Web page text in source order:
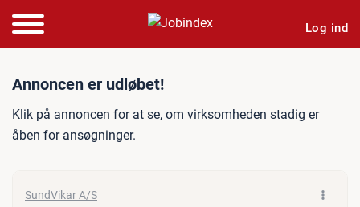
Log ind
Jobannonce:
Annoncen er udløbet!
Klik på annoncen for at se, om virksomheden stadig er
åben for ansøgninger.
SundVikar A/S